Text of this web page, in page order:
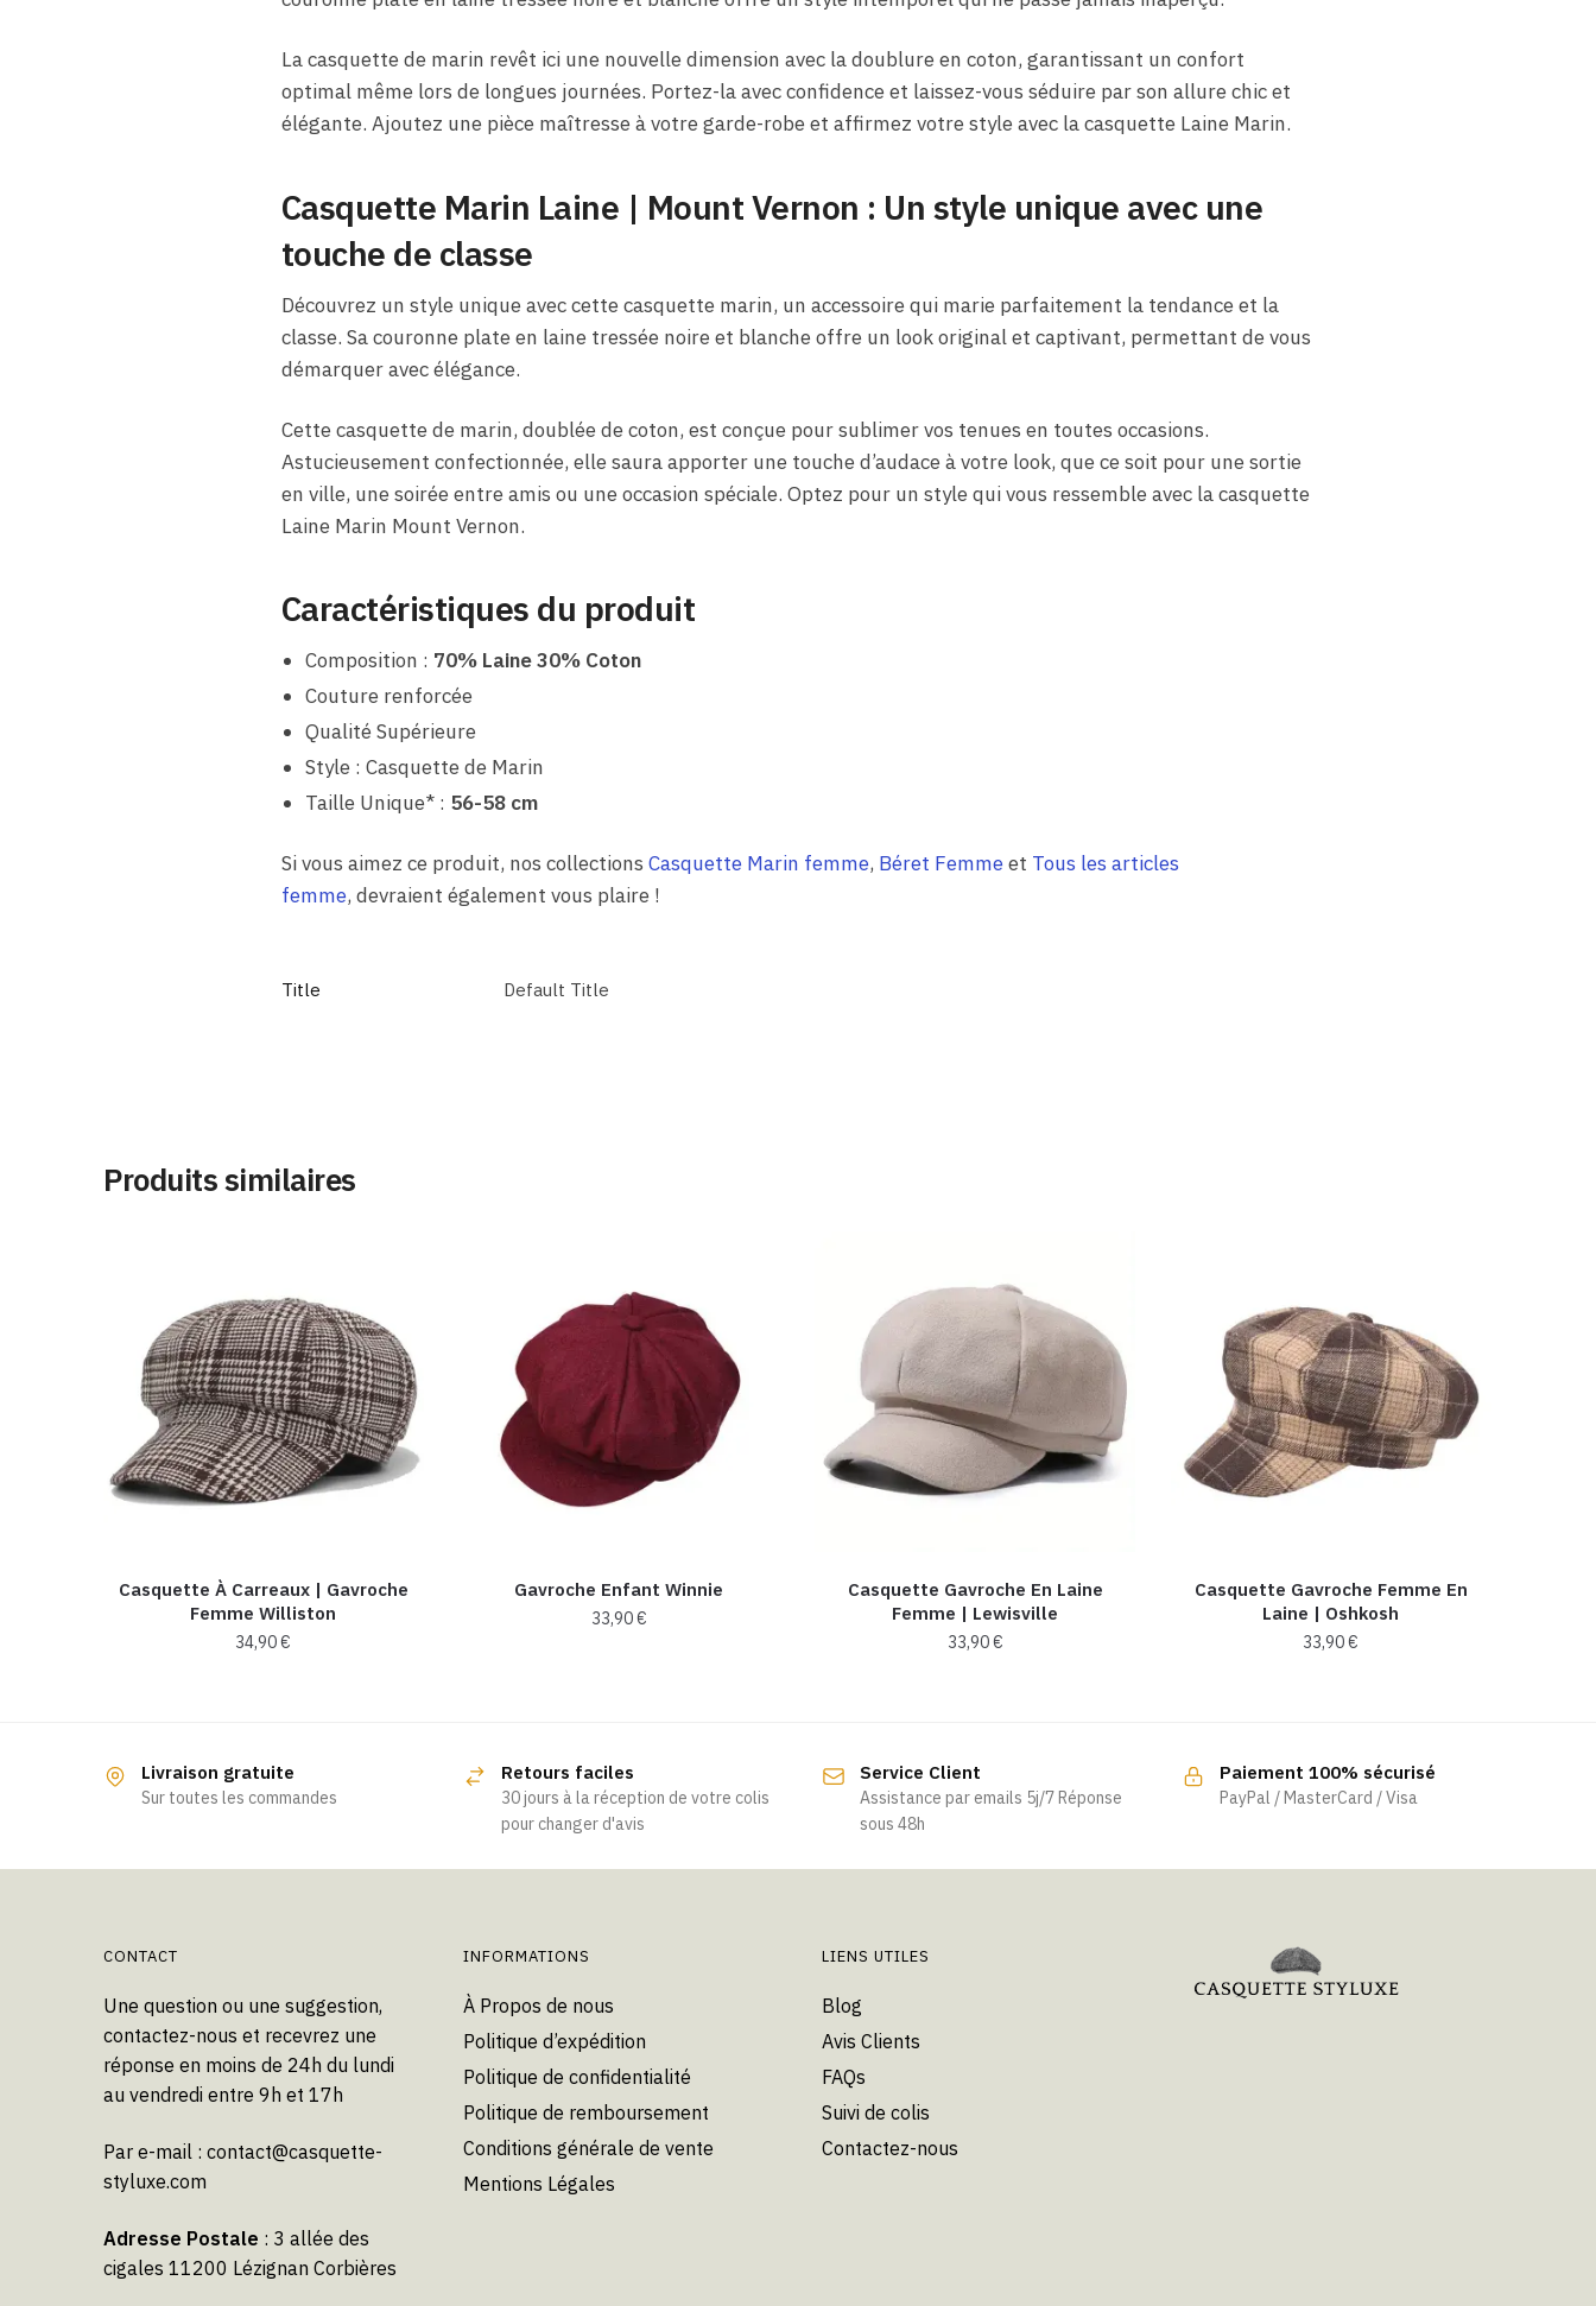
La casquette de marin revêt ici une nouvelle dimension avec la doublure en coton, garantissant un confort
optimal même lors de longues journées. Portez-la avec confidence et laissez-vous séduire par son allure chic et
élégante. Ajoutez une pièce maîtresse à votre garde-robe et affirmez votre style avec la casquette Laine Marin.
Casquette Marin Laine | Mount Vernon : Un style unique avec une
touche de classe
Découvrez un style unique avec cette casquette marin, un accessoire qui marie parfaitement la tendance et la
classe. Sa couronne plate en laine tressée noire et blanche offre un look original et captivant, permettant de vous
démarquer avec élégance.
Cette casquette de marin, doublée de coton, est conçue pour sublimer vos tenues en toutes occasions.
Astucieusement confectionnée, elle saura apporter une touche d’audace à votre look, que ce soit pour une sortie
en ville, une soirée entre amis ou une occasion spéciale. Optez pour un style qui vous ressemble avec la casquette
Laine Marin Mount Vernon.
Caractéristiques du produit
Composition : 70% Laine 30% Coton
Couture renforcée
Qualité Supérieure
Style : Casquette de Marin
Taille Unique* : 56-58 cm
Si vous aimez ce produit, nos collections Casquette Marin femme, Béret Femmeet Tous les articles
femme, devraient également vous plaire !
Title Default Title
Produits similaires
Casquette À Carreaux​ | Gavroche
Femme Williston
34,90€
Gavroche Enfant Winnie
33,90€
Casquette Gavroche En Laine
Femme | Lewisville
33,90€
Casquette Gavroche Femme En
Laine​ | Oshkosh
33,90€
Livraison gratuite
Sur toutes les commandes
Retours faciles
30 jours à la réception de votre colis
pour changer d'avis
Service Client
Assistance par emails 5j/7 Réponse
sous 48h
Paiement 100% sécurisé
PayPal / MasterCard / Visa
CONTACT
Une question ou une suggestion,
contactez-nous et recevrez une
réponse en moins de 24h du lundi
au vendredi entre 9h et 17h
Par e-mail : contact@casquette-
styluxe.com
Adresse Postale : 3 allée des
cigales 11200 Lézignan Corbières
INFORMATIONS
À Propos de nous
Politique d’expédition
Politique de confidentialité
Politique de remboursement
Conditions générale de vente
Mentions Légales
LIENS UTILES
Blog
Avis Clients
FAQs
Suivi de colis
Contactez-nous